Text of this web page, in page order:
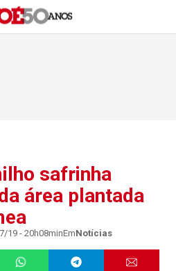
safrinha
área plantada
19 - 20h08minEmNotícias